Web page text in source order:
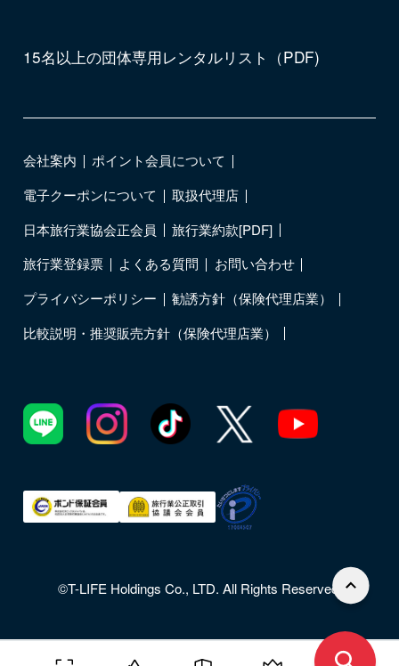
15名以上の団体専用レンタルリスト（PDF)
会社案内
ポイント会員について
電子クーポンについて
取扱代理店
日本旅行業協会正会員
旅行業約款[PDF]
旅行業登録票
よくある質問
お問い合わせ
プライバシーポリシー
勧誘方針（保険代理店業）
比較説明・推奨販売方針（保険代理店業）
©T-LIFE Holdings Co., LTD. All Rights Reserved.